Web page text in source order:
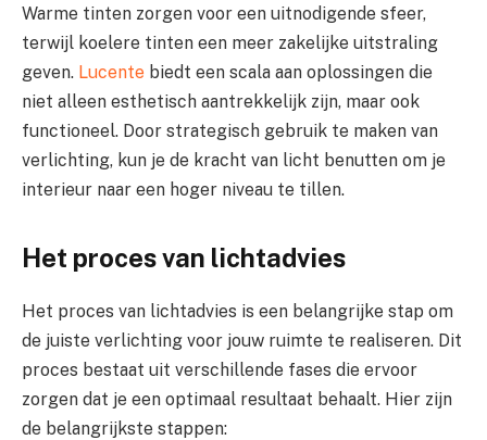
Warme tinten zorgen voor een uitnodigende sfeer,
terwijl koelere tinten een meer zakelijke uitstraling
geven. Lucente biedt een scala aan oplossingen die
niet alleen esthetisch aantrekkelijk zijn, maar ook
functioneel. Door strategisch gebruik te maken van
verlichting, kun je de kracht van licht benutten om je
interieur naar een hoger niveau te tillen.
Het proces van lichtadvies
Het proces van lichtadvies is een belangrijke stap om
de juiste verlichting voor jouw ruimte te realiseren. Dit
proces bestaat uit verschillende fases die ervoor
zorgen dat je een optimaal resultaat behaalt. Hier zijn
de belangrijkste stappen: